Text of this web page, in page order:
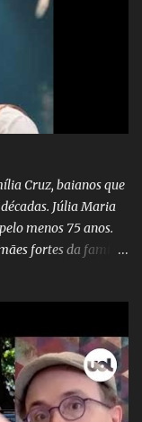
diretamente
falsas, como
causem mais
grave situação.
do estado
desmentir as
federal pedir
Essa disseminação
de um padrão...
Cruz, baianos que
Júlia Maria
menos 75 anos.
fortes da família